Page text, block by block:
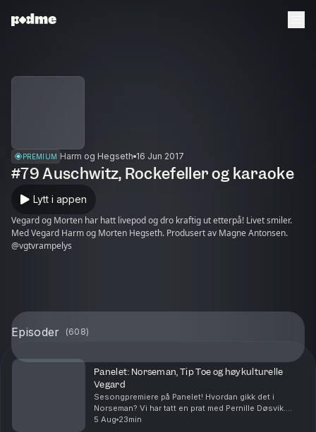
PREMIUM Harm og Hegseth 16 Jun 2017
#79 Auschwitz, Rockefeller og karaoke
Lytt i appen
Vegard og Morten har hatt livepod og dro kraftig ut etterpå! Livet smiler.
Med Vegard Harm og Morten Hegseth. Produsert av Magne Antonsen.
@vgtvrampelys
Episoder (608)
Panelet: Norseman, Tip Toe og høykulturelle
Vegard
Sesongpremiere på Panelet! Hvordan gikk det i
Norseman? Vi har tatt en prat med Pernille Døsvik.
Morten har fått oppheng på ny serie og Vegard har
5 Aug 23min